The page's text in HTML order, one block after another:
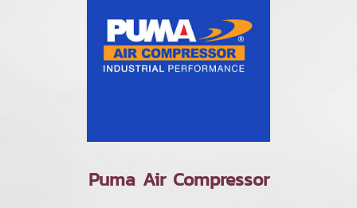
Puma Air Compressor